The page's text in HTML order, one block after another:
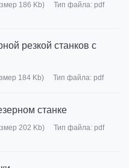
186 Kb) Тип файла: pdf
резкой станков с
184 Kb) Тип файла: pdf
станке
202 Kb) Тип файла: pdf